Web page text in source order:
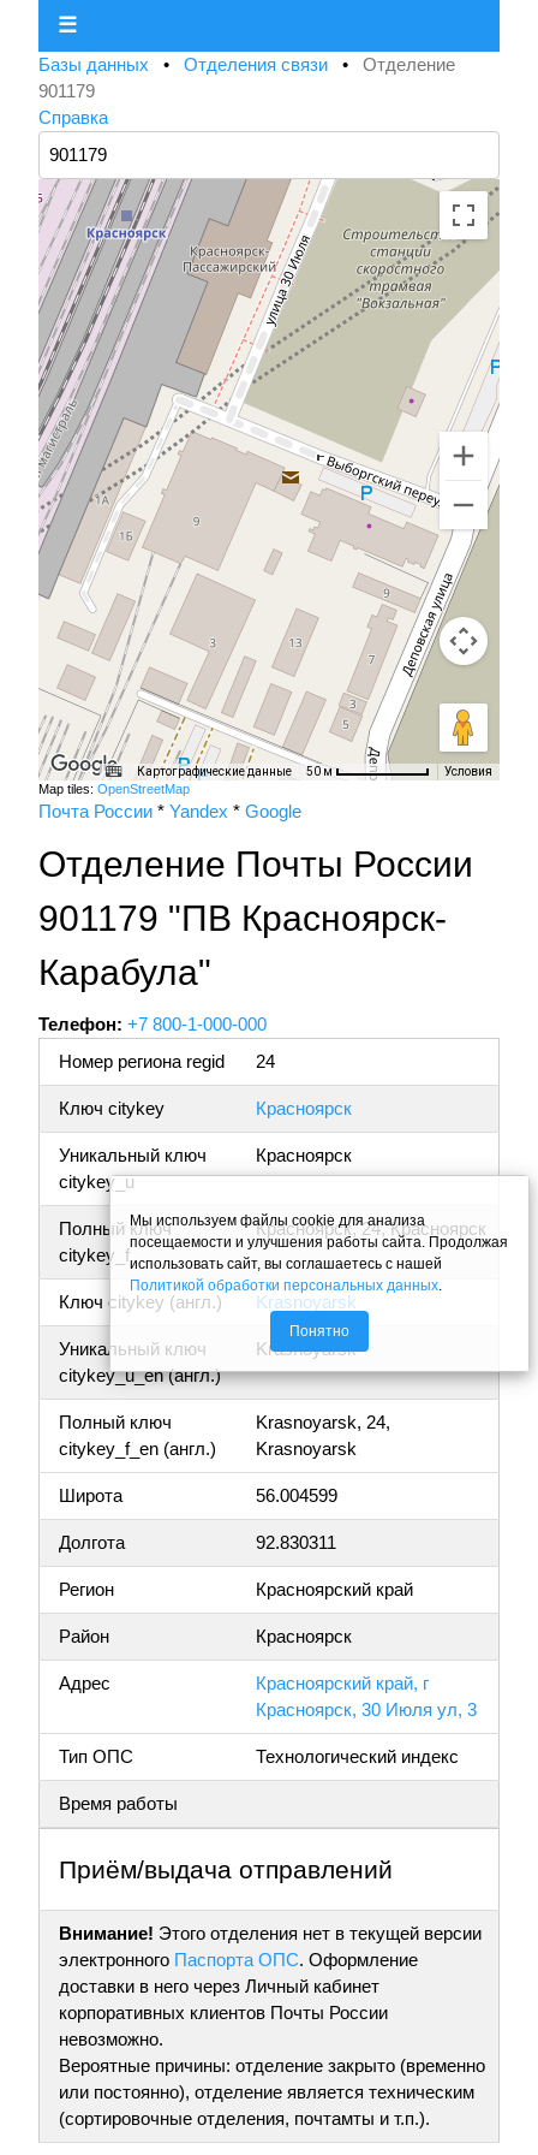
☰
Базы данных • Отделения связи • Отделение
901179
Справка
Картографические данные 50 м Условия
Map tiles: OpenStreetMap
Почта России * Yandex * Google
Отделение Почты России
901179 "ПВ Красноярск-
Карабула"
Телефон: +7 800-1-000-000
Номер региона regid
24
Ключ citykey Красноярск
Уникальный ключ
citykey_u
Красноярск
Полный ключ
citykey_f
Красноярск, 24, Красноярск
Ключ citykey (англ.) Krasnoyarsk
Уникальный ключ
citykey_u_en (англ.)
Krasnoyarsk
Полный ключ
citykey_f_en (англ.)
Krasnoyarsk, 24,
Krasnoyarsk
Широта 56.004599
Долгота 92.830311
Регион Красноярский край
Район Красноярск
Адрес
Красноярский край, г
Красноярск, 30 Июля ул, 3
Тип ОПС Технологический индекс
Время работы
Приём/выдача отправлений
Внимание! Этого отделения нет в текущей версии
электронного Паспорта ОПС. Оформление
доставки в него через Личный кабинет
корпоративных клиентов Почты России
невозможно.
Вероятные причины: отделение закрыто (временно
или постоянно), отделение является техническим
(сортировочные отделения, почтамты и т.п.).
Мы используем файлы cookie для анализа
посещаемости и улучшения работы сайта. Продолжая
использовать сайт, вы соглашаетесь с нашей
Политикой обработки персональных данных.
Понятно